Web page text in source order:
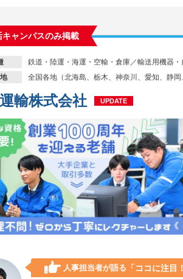
キャンパスのみ掲載
鉄道・陸運・海運・空輸・倉庫／輸送用機器・
全国各地（北海島、栃木、神奈川、愛知、静
輸株式会社 UPDATE
人事担当者が語る 「ココに注目